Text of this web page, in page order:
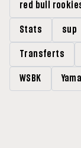
red bull
Stats sup
Transferts
WSBK